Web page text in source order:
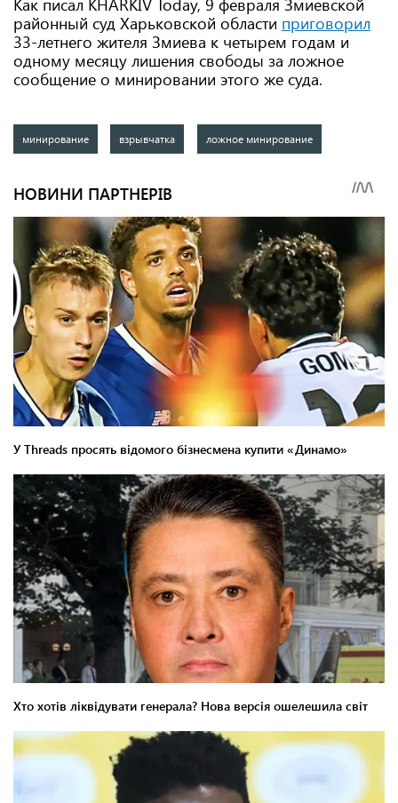
Как писал KHARKIV Today, 9 февраля Змиевской
районный суд Харьковской области приговорил
33-летнего жителя Змиева к четырем годам и
одному месяцу лишения свободы за ложное
сообщение о минировании этого же суда.
минирование взрывчатка ложное минирование